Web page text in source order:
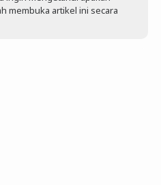
membuka artikel ini secara